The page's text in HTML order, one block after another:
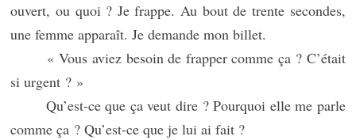
ouvert, ou quoi ? Je frappe. Au bout de trente secondes,
une femme apparaît. Je demande mon billet.
« Vous aviez besoin de frapper comme ça ? C’était
si urgent ? »
Qu’est-ce que ça veut dire ? Pourquoi elle me parle
comme ça ? Qu’est-ce que je lui ai fait ?